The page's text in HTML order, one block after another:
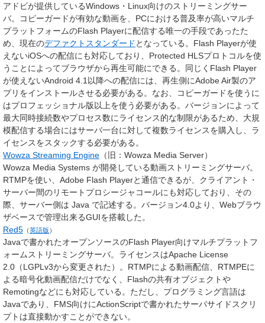
アドビが提供しているWindows・Linux向けのストリーミングサー
バ。コピーガードが有効な動画を、PCにおける普及率が高いマルチ
プラットフォームのFlash Playerに配信する唯一の手段であったた
め、現在のデファクトスタンダード となっている。Flash Playerが使
えないiOSへの配信にも対応しており、Protected HLSプロトコルを使
うことによってブラウザから再生可能にできる。同じくFlash Player
が使えないAndroid 4.1以降への配信には、再生側にAdobe Air製のア
プリをインストールさせる必要がある。なお、コピーガードを使うに
はプロフェッショナル版以上を使う必要がある。バージョンによって
最大同時接続数やプロセス数にライセンス的な制限があるため、大規
模配信する場合にはサーバ一台に対して複数ライセンスを購入し、ラ
イセンスをスタックする必要がある。
Wowza Streaming Engine （旧：Wowza Media Server）
Wowza Media Systems が開発している動画ストリーミングサーバ。
RTMPを使い、Adobe Flash Playerと通信できるが、クライアント・
サーバー間のリモートプロシージャコールにも対応しており、その
際、サーバー側は Java で記述する。バージョン4.0より、Webブラウ
ザベースで管理出来るGUIを搭載した。
Red5 （英語版 ）
Javaで書かれたオープンソースのFlash Player向けマルチプラットフ
ォームストリーミングサーバ。ライセンスはApache License
2.0（LGPLv3から変更された）。RTMPによる動画配信、RTMPEに
よる暗号化動画配信だけでなく、Flashの共有オブジェクトや
Remotingなどにも対応している。ただし、プログラミング言語は
Javaであり、FMS向けにActionScriptで書かれたサーバサイドスクリ
プトは直接動かすことができない。